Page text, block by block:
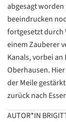
abgesagt
beeindrucken
fortgesetzt durch
einem Zauberer
Kanals, vorbei
Oberhausen.
der Meile
zurück nach
AUTOR*IN